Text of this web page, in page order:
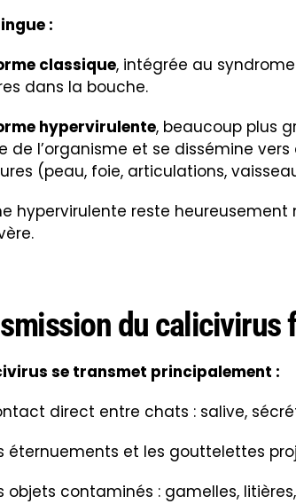
:
classique, intégrée au syndrome
dans la bouche.
hypervirulente, beaucoup plus
de l’organisme et se dissémine
(peau, foie, articulations,
hypervirulente reste
du calicivirus
se transmet principalement :
direct entre chats : salive,
éternuements et les gouttelettes
objets contaminés : gamelles,